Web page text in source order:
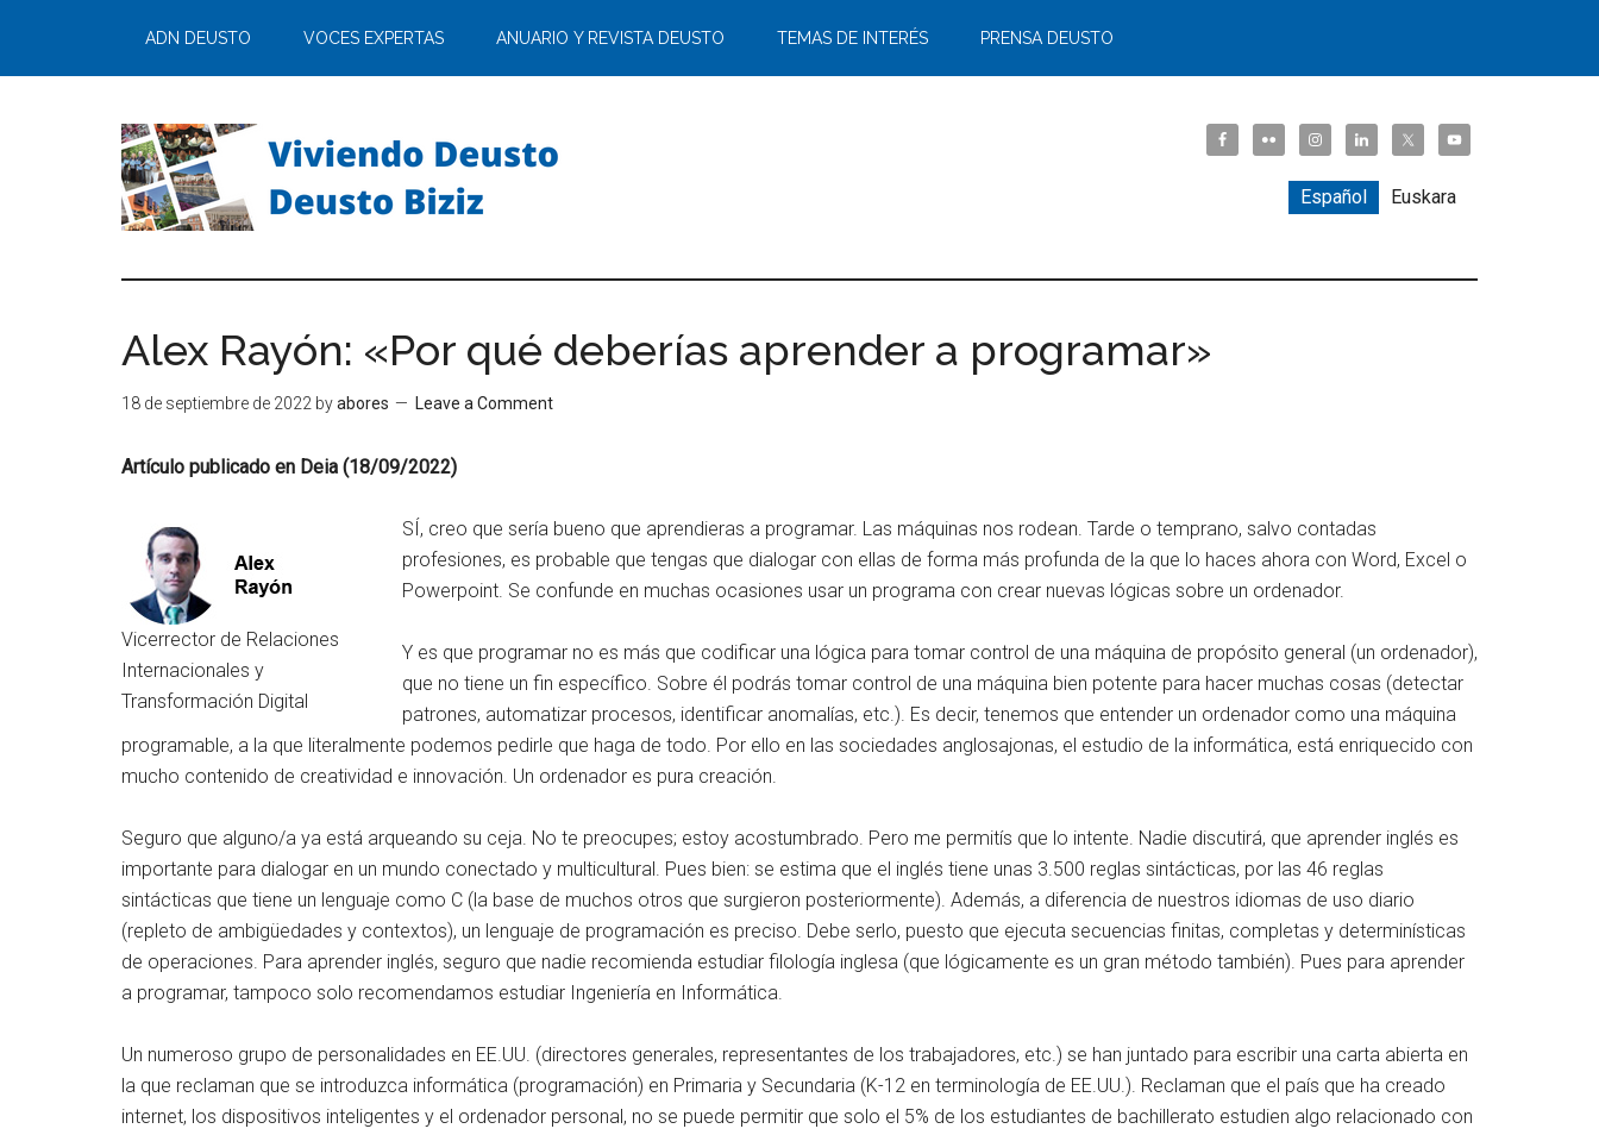
ADN DEUSTO VOCES EXPERTAS ANUARIO Y REVISTA DEUSTO TEMAS DE INTERÉS PRENSA DEUSTO
Español Euskara
Alex Rayón: «Por qué deberías aprender a programar»
18 de septiembre de 2022 byabores Leave a Comment
Artículo publicado en Deia (18/09/2022)
Vicerrector de Relaciones
Internacionales y
Transformación Digital
SÍ, creo que sería bueno que aprendieras a programar. Las máquinas nos rodean. Tarde o temprano, salvo contadas
profesiones, es probable que tengas que dialogar con ellas de forma más profunda de la que lo haces ahora con Word, Excel o
Powerpoint. Se confunde en muchas ocasiones usar un programa con crear nuevas lógicas sobre un ordenador.
Y es que programar no es más que codificar una lógica para tomar control de una máquina de propósito general (un ordenador),
que no tiene un fin específico. Sobre él podrás tomar control de una máquina bien potente para hacer muchas cosas (detectar
patrones, automatizar procesos, identificar anomalías, etc.). Es decir, tenemos que entender un ordenador como una máquina
programable, a la que literalmente podemos pedirle que haga de todo. Por ello en las sociedades anglosajonas, el estudio de la informática, está enriquecido con
mucho contenido de creatividad e innovación. Un ordenador es pura creación.
Seguro que alguno/a ya está arqueando su ceja. No te preocupes; estoy acostumbrado. Pero me permitís que lo intente. Nadie discutirá, que aprender inglés es
importante para dialogar en un mundo conectado y multicultural. Pues bien: se estima que el inglés tiene unas 3.500 reglas sintácticas, por las 46 reglas
sintácticas que tiene un lenguaje como C (la base de muchos otros que surgieron posteriormente). Además, a diferencia de nuestros idiomas de uso diario
(repleto de ambigüedades y contextos), un lenguaje de programación es preciso. Debe serlo, puesto que ejecuta secuencias finitas, completas y determinísticas
de operaciones. Para aprender inglés, seguro que nadie recomienda estudiar filología inglesa (que lógicamente es un gran método también). Pues para aprender
a programar, tampoco solo recomendamos estudiar Ingeniería en Informática.
Un numeroso grupo de personalidades en EE.UU. (directores generales, representantes de los trabajadores, etc.) se han juntado para escribir una carta abierta en
la que reclaman que se introduzca informática (programación) en Primaria y Secundaria (K-12 en terminología de EE.UU.). Reclaman que el país que ha creado
internet, los dispositivos inteligentes y el ordenador personal, no se puede permitir que solo el 5% de los estudiantes de bachillerato estudien algo relacionado con